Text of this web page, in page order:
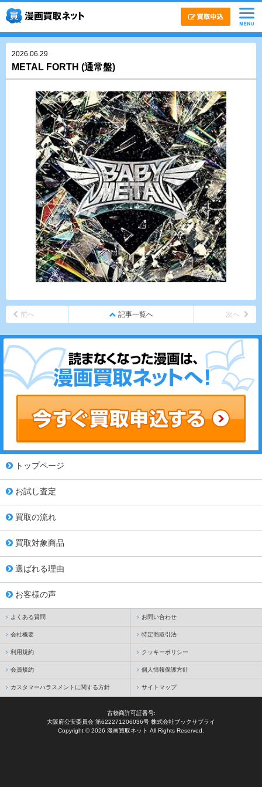
2026.06.29
METAL FORTH (通常盤)
前へ 記事一覧へ 次へ
トップページ
お試し査定
買取の流れ
買取対象商品
選ばれる理由
お客様の声
よくある質問 お問い合わせ
会社概要 特定商取引法
利用規約 クッキーポリシー
会員規約 個人情報保護方針
カスタマーハラスメントに関する方針 サイトマップ
古物商許可証番号:
大阪府公安委員会 第622271206036号 株式会社ブックサプライ
Copyright © 2026 漫画買取ネット All Rights Reserved.